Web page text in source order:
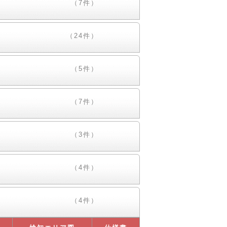
（7件）
（24件）
（5件）
（7件）
（3件）
（4件）
（4件）